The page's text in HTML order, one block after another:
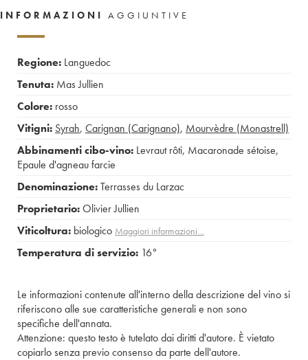
INFORMAZIONI AGGIUNTIVE
Regione: Languedoc
Tenuta: Mas Jullien
Colore: rosso
Vitigni: Syrah, Carignan (Carignano), Mourvèdre (Monastrell)
Abbinamenti cibo-vino: Levraut rôti, Macaronade sétoise,
Epaule d'agneau farcie
Denominazione:Terrasses du Larzac
Proprietario:Olivier Jullien
Viticoltura: biologico Maggiori informazioni…
Temperatura di servizio: 16°
Le informazioni contenute all'interno della descrizione del vino si
riferiscono alle sue caratteristiche generali e non sono
specifiche dell'annata.
Attenzione: questo testo è tutelato dai diritti d'autore. È vietato
copiarlo senza previo consenso da parte dell'autore.